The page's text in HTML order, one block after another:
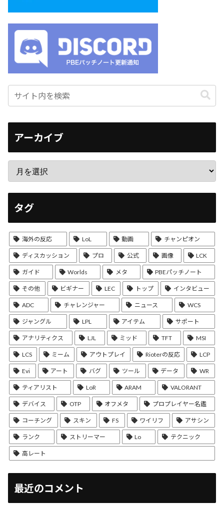
アーカイブ
タグ
海外の反応 LoL 動画 チャンピオン
ディスカッション プロ 公式 画像 LCK
ガイド Worlds メタ PBEパッチノート
その他 ビギナー LEC トップ インタビュー
ADC チャレンジャー ニュース WCS
ジャングル LPL アイテム サポート
アナリティクス LJL ミッド TFT MSI
LCS ミーム アウトプレイ Rioterの反応 LCP
Evi アート バグ ツール データ WR
ティアリスト LoR ARAM VALORANT
デバイス OTP オフメタ プロプレイヤー名鑑
コーチング スキン FS ワイリフ アサシン
ランク ストリーマー Lo テクニック
高レート
最近のコメント